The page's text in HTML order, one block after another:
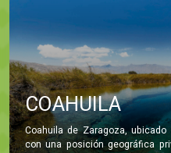
COAHUILA
Coahuila de Zaragoza,
con una posición geográfica